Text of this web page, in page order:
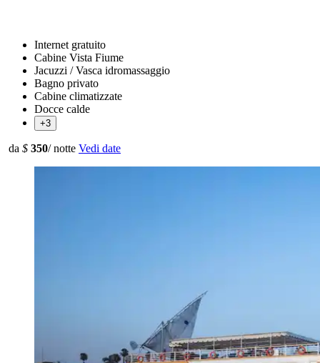
Internet gratuito
Cabine Vista Fiume
Jacuzzi / Vasca idromassaggio
Bagno privato
Cabine climatizzate
Docce calde
+3
da $ 350/ notte Vedi date